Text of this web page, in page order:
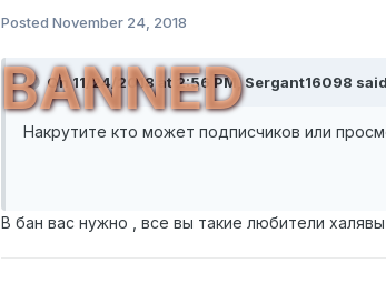
Posted November 24, 2018
BANNED
On 11/24/2018 at 2:56 PM,Sergant16098
Накрутите кто может подписчиков или
В бан вас нужно , все вы такие любители халявы